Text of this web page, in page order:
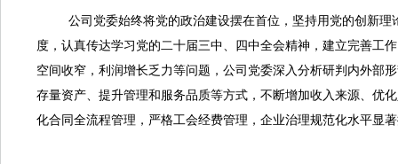
公司党委始终将党的政治建设摆在首位，坚持用党的创新理
度，认真传达学习党的二十届三中、四中全会精神，建立完善工
空间收窄，利润增长乏力等问题，公司党委深入分析研判内外部
存量资产、提升管理和服务品质等方式，不断增加收入来源、优
化合同全流程管理，严格工会经费管理，企业治理规范化水平显